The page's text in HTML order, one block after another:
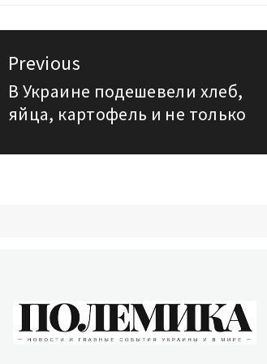
Previous
Previous
post:
В Украине подешевели хлеб,
яйца, картофель и не только